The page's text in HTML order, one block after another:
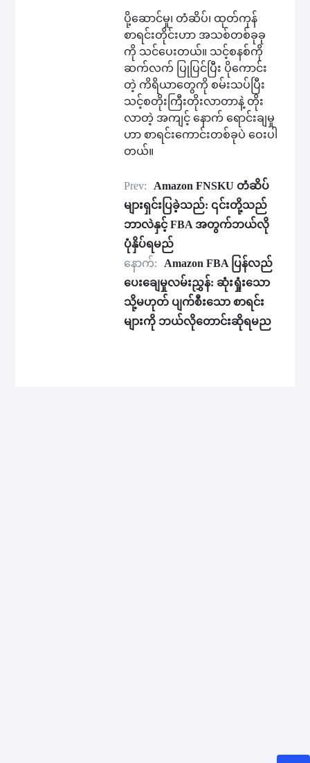
ပို့ဆောင်မှု၊ တံဆိပ်၊ ထုတ်ကုန်
စာရင်းတိုင်းဟာ အသစ်တစ်ခုခု
ကို သင်ပေးတယ်။ သင့်စနစ်ကို
ဆက်လက် ပြုပြင်ပြီး ပိုကောင်း
တဲ့ ကိရိယာတွေကို စမ်းသပ်ပြီး
သင့်စတိုးကြီးတိုးလာတာနဲ့ တိုး
လာတဲ့ အကျင့် နောက် ရောင်းချမှု
ဟာ စာရင်းကောင်းတစ်ခုပဲ ဝေးပါ
တယ်။
Prev:
Amazon FNSKU တံဆိပ်
များရှင်းပြခဲ့သည်: ၎င်းတို့သည်
ဘာလဲနှင့် FBA အတွက်ဘယ်လို
ပုံနှိပ်ရမည်
နောက်:
Amazon FBA ပြန်လည်
ပေးချေမှုလမ်းညွှန်: ဆုံးရှုံးသော
သို့မဟုတ် ပျက်စီးသော စာရင်း
များကို ဘယ်လိုတောင်းဆိုရမည